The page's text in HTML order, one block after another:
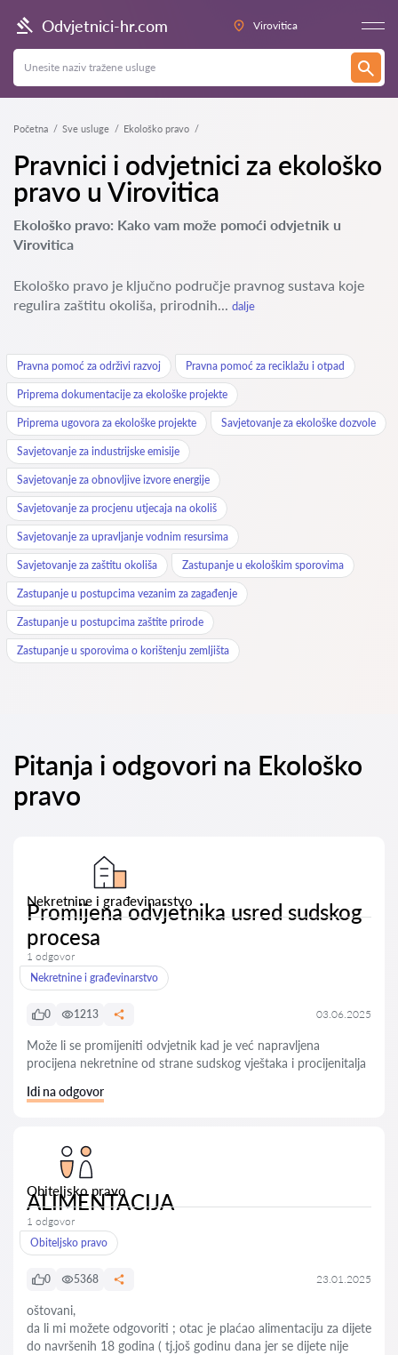
Odvjetnici-hr.com Virovitica
Početna Sve usluge Ekološko pravo
Pravnici i odvjetnici za ekološko
pravo u Virovitica
Ekološko pravo: Kako vam može pomoći odvjetnik u
Virovitica
Ekološko pravo je ključno područje pravnog sustava koje
regulira zaštitu okoliša, prirodnih... dalje
Pravna pomoć za održivi razvoj Pravna pomoć za reciklažu i otpad
Priprema dokumentacije za ekološke projekte
Priprema ugovora za ekološke projekte Savjetovanje za ekološke dozvole
Savjetovanje za industrijske emisije
Savjetovanje za obnovljive izvore energije
Savjetovanje za procjenu utjecaja na okoliš
Savjetovanje za upravljanje vodnim resursima
Savjetovanje za zaštitu okoliša Zastupanje u ekološkim sporovima
Zastupanje u postupcima vezanim za zagađenje
Zastupanje u postupcima zaštite prirode
Zastupanje u sporovima o korištenju zemljišta
Pitanja i odgovori na Ekološko
pravo
Nekretnine i građevinarstvo
Promijena odvjetnika usred sudskog
procesa
1 odgovor
Nekretnine i građevinarstvo
0 1213 03.06.2025
Može li se promijeniti odvjetnik kad je već napravljena
procijena nekretnine od strane sudskog vještaka i procijenitalja
Idi na odgovor
Obiteljsko pravo
ALIMENTACIJA
1 odgovor
Obiteljsko pravo
0 5368 23.01.2025
oštovani,
da li mi možete odgovoriti ; otac je plaćao alimentaciju za dijete
do navršenih 18 godina ( tj.još godinu dana jer se dijete nije